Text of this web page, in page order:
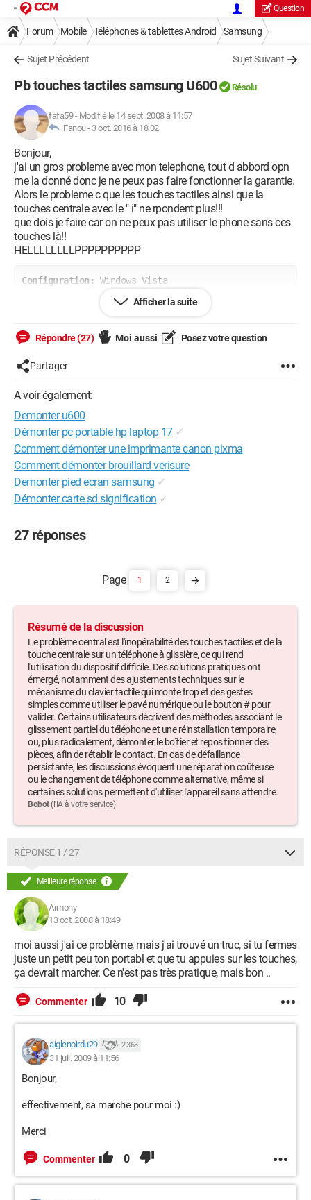
Question
Forum Mobile Téléphones & tablettes Android Samsung
Sujet Précédent Sujet Suivant
Pb touches tactiles samsung U600 Résolu
fafa59- Modifié le 14 sept. 2008 à 11:57
Fanou - 3 oct. 2016 à 18:02
Bonjour,
j'ai un gros probleme avec mon telephone, tout d abbord opn
me la donné donc je ne peux pas faire fonctionner la garantie.
Alors le probleme c que les touches tactiles ainsi que la
touches centrale avec le " i" ne rpondent plus!!!
que dois je faire car on ne peux pas utiliser le phone sans ces
touches là!!
HELLLLLLLLPPPPPPPPPP
Configuration: Windows Vista
Internet Explorer 7.0
Afficher la suite
Répondre (27) Moi aussi Posez votre question
Partager
A voir également:
Demonter u600
Démonter pc portable hp laptop 17 ✓
Comment démonter une imprimante canon pixma
Comment démonter brouillard verisure
Demonter pied ecran samsung ✓
Démonter carte sd signification ✓
27 réponses
1 2
Résumé de la discussion
Le problème central est l'inopérabilité des touches tactiles et de la
touche centrale sur un téléphone à glissière, ce qui rend
l'utilisation du dispositif difficile. Des solutions pratiques ont
émergé, notamment des ajustements techniques sur le
mécanisme du clavier tactile qui monte trop et des gestes
simples comme utiliser le pavé numérique ou le bouton # pour
valider. Certains utilisateurs décrivent des méthodes associant le
glissement partiel du téléphone et une réinstallation temporaire,
ou, plus radicalement, démonter le boîtier et repositionner des
pièces, afin de rétablir le contact. En cas de défaillance
persistante, les discussions évoquent une réparation coûteuse
ou le changement de téléphone comme alternative, même si
certaines solutions permettent d'utiliser l'appareil sans attendre.
Bobot(l'IA à votre service)
RÉPONSE 1 / 27
Meilleure réponse
Armony
13 oct. 2008 à 18:49
moi aussi j'ai ce problème, mais j'ai trouvé un truc, si tu fermes
juste un petit peu ton portabl et que tu appuies sur les touches,
ça devrait marcher. Ce n'est pas très pratique, mais bon ..
Commenter 10
aiglenoirdu29 2 363
31 juil. 2009 à 11:56
Bonjour,
effectivement, sa marche pour moi :)
Merci
Commenter 0